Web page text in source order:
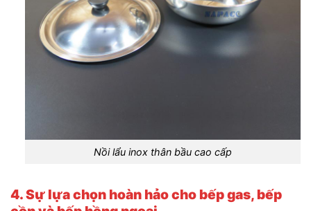
Nồi lẩu inox thân bầu cao cấp
4. Sự lựa chọn hoàn hảo cho bếp gas, bếp